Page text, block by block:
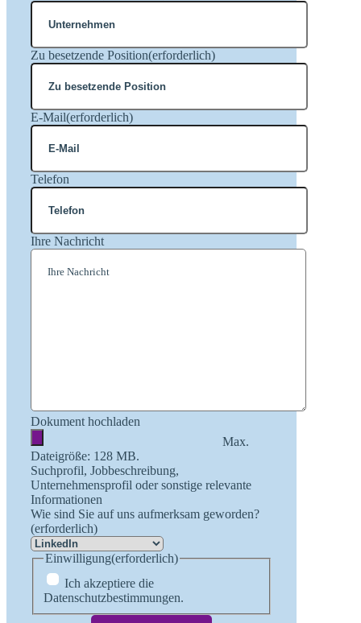
Zu besetzende Position(erforderlich)
E-Mail(erforderlich)
Telefon
Ihre Nachricht
Dokument hochladen
Max.
Dateigröße: 128 MB.
Suchprofil, Jobbeschreibung,
Unternehmensprofil oder sonstige relevante
Informationen
Wie sind Sie auf uns aufmerksam geworden?
(erforderlich)
Einwilligung(erforderlich)
Ich akzeptiere die
Datenschutzbestimmungen.